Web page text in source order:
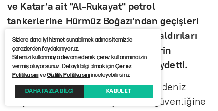
ve Katar’a ait "Al-Rukayat" petrol
tankerlerine Hürmüz Boğazı’ndan geçişleri
sırasında düzenlendiği belirtilen saldırıları
kınayarak, bu eylemlerin iki tankerin
mürettebatını tehlikeye attığını kaydetti.
Açıklamada, bunların uluslararası deniz
ulaşımı ile küresel enerji arzının güvenliğine
Sizlere daha iyi hizmet sunabilmek adına sitemizde
çerezlerden faydalanıyoruz.
Sitemizi kullanmaya devam ederek çerez kullanımına izin
vermiş oluyorsunuz. Detaylı bilgi almak içinÇerez
PolitikasınıveGizlilik Politikasınıinceleyebilirsiniz
DAHA FAZLA BİLGİ KABUL ET